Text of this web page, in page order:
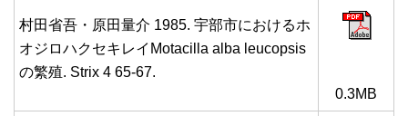
村田省吾・原田量介 1985. 宇部市におけるホ
オジロハクセキレイMotacilla alba leucopsis
の繁殖. Strix 4 65-67.
0.3MB